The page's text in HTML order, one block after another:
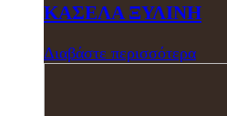
ΚΑΣΕΛΑ ΞΥΛΙΝΗ
Διαβάστε περισσότερα